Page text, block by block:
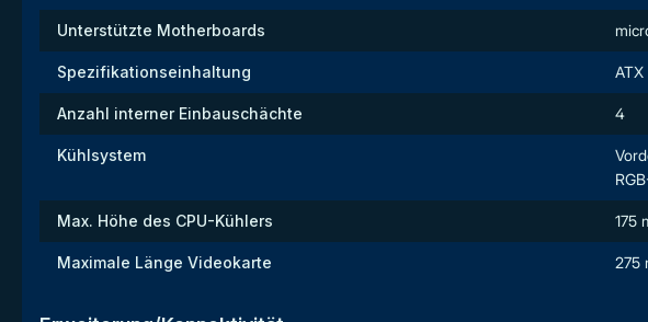
Unterstützte Motherboards
Spezifikationseinhaltung ATX
Anzahl interner Einbauschächte 4
Kühlsystem
Max. Höhe des CPU-Kühlers 175
Maximale Länge Videokarte 275